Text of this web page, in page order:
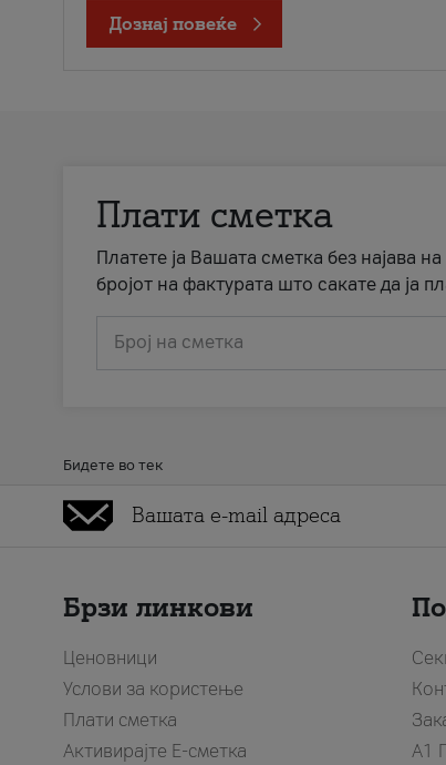
Дознај повеќе
Плати сметка
Платете ја Вашата сметка без најава
бројот на фактурата што сакате да ја
Број на сметка
Бидете во тек
Брзи линкови
Ценовници
Услови за користење
Плати сметка
Активирајте Е-сметка
A1